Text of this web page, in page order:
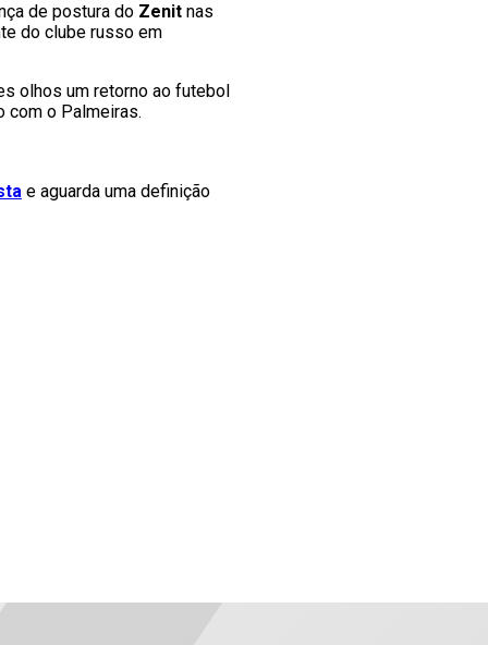
de postura do Zenit nas
do clube russo em
olhos um retorno ao futebol
com o Palmeiras.
e aguarda uma definição